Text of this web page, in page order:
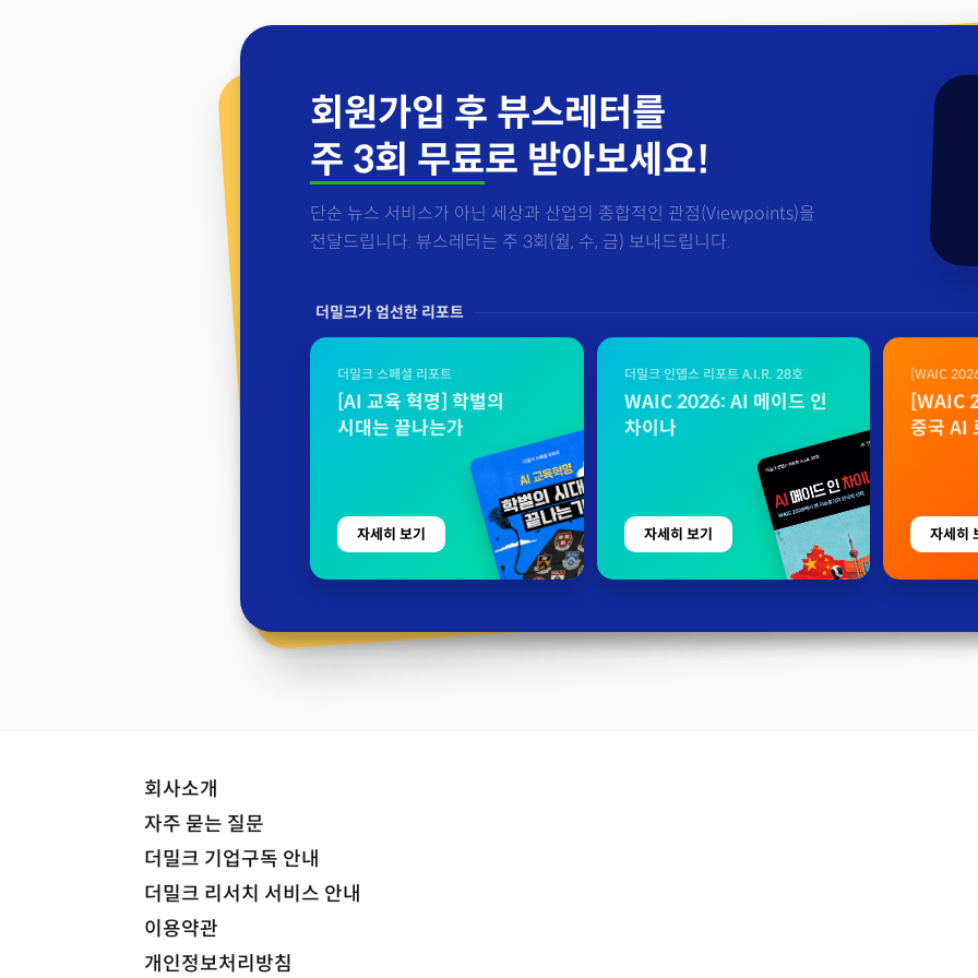
회원가입 후 뷰스레터를
주 3회 무료로 받아보세요!
단순 뉴스 서비스가 아닌 세상과 산업의 종합적인 관점(Viewpoints)을
전달드립니다. 뷰스레터는 주 3회(월, 수, 금) 보내드립니다.
더밀크가 엄선한 리포트
더밀크 스페셜 리포트
[AI 교육 혁명] 학벌의
시대는 끝나는가
자세히 보기
더밀크 인뎁스 리포트 A.I.R. 28호
WAIC 2026: AI 메이드 인
차이나
자세히 보기
[WAIC
자료
[WAIC
중국 AI
자세히
회사소개
자주 묻는 질문
더밀크 기업구독 안내
더밀크 리서치 서비스 안내
이용약관
개인정보처리방침